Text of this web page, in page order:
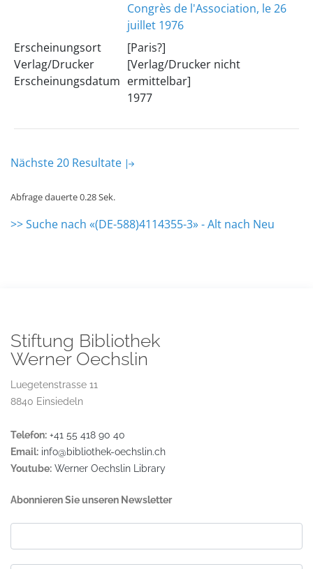
Congrès de l'Association, le 26
juillet 1976
Erscheinungsort
Verlag/Drucker
Erscheinungsdatum
[Paris?]
[Verlag/Drucker nicht
ermittelbar]
1977
Nächste 20 Resultate
Abfrage dauerte 0.28 Sek.
>> Suche nach «(DE-588)4114355-3» - Alt nach Neu
Stiftung Bibliothek
Werner Oechslin
Luegetenstrasse 11
8840 Einsiedeln
Telefon: +41 55 418 90 40
Email: info@bibliothek-oechslin.ch
Youtube: Werner Oechslin Library
Abonnieren Sie unseren Newsletter